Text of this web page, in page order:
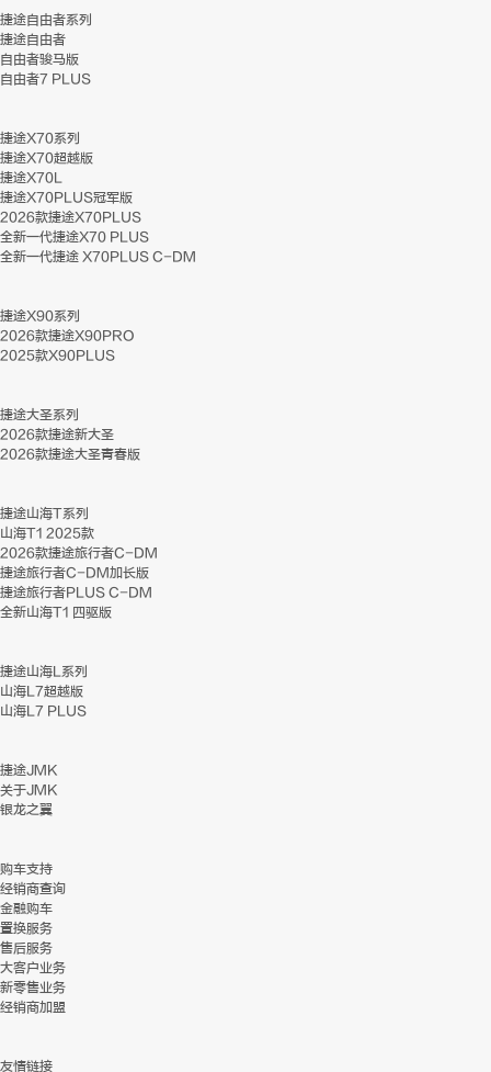
捷途自由者系列
捷途自由者
自由者骏马版
自由者7 PLUS
捷途X70系列
捷途X70超越版
捷途X70L
捷途X70PLUS冠军版
2026款捷途X70PLUS
全新一代捷途X70 PLUS
全新一代捷途 X70PLUS C-DM
捷途X90系列
2026款捷途X90PRO
2025款X90PLUS
捷途大圣系列
2026款捷途新大圣
2026款捷途大圣青春版
捷途山海T系列
山海T1 2025款
2026款捷途旅行者C-DM
捷途旅行者C-DM加长版
捷途旅行者PLUS C-DM
全新山海T1 四驱版
捷途山海L系列
山海L7超越版
山海L7 PLUS
捷途JMK
关于JMK
银龙之翼
购车支持
经销商查询
金融购车
置换服务
售后服务
大客户业务
新零售业务
经销商加盟
友情链接